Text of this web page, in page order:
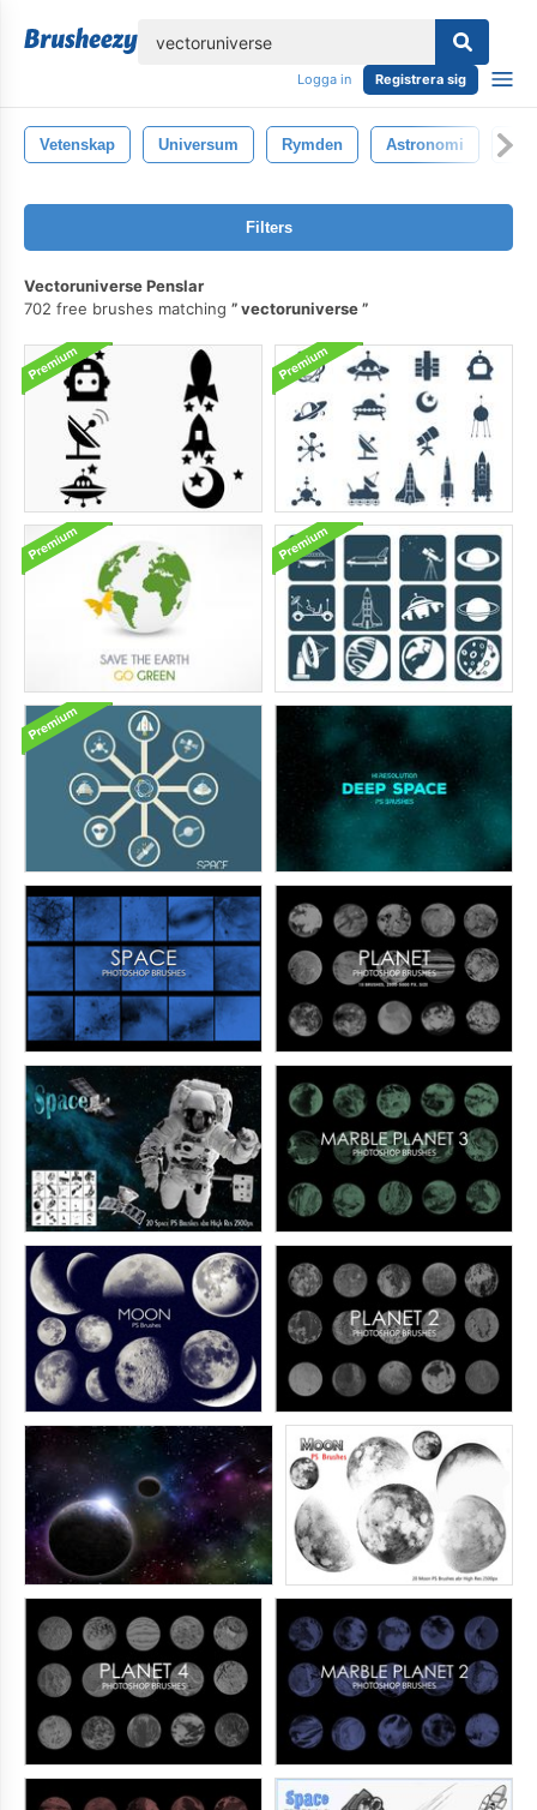
Logga in Registrera sig
Vetenskap Universum Rymden Astronomi
Filters
Vectoruniverse Penslar
702 free brushes matching
vectoruniverse